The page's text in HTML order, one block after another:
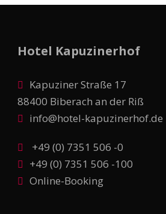
Hotel Kapuzinerhof
Kapuziner Straße 17
88400 Biberach an der Riß
info@hotel-kapuzinerhof.de
+49 (0) 7351 506 -0
+49 (0) 7351 506 -100
Online-Booking